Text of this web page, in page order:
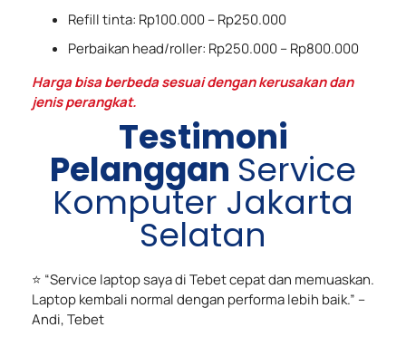
Refill tinta: Rp100.000 – Rp250.000
Perbaikan head/roller: Rp250.000 – Rp800.000
Harga bisa berbeda sesuai dengan kerusakan dan
jenis perangkat.
Testimoni
Pelanggan Service
Komputer Jakarta
Selatan
⭐ “Service laptop saya di Tebet cepat dan memuaskan.
Laptop kembali normal dengan performa lebih baik.” –
Andi, Tebet